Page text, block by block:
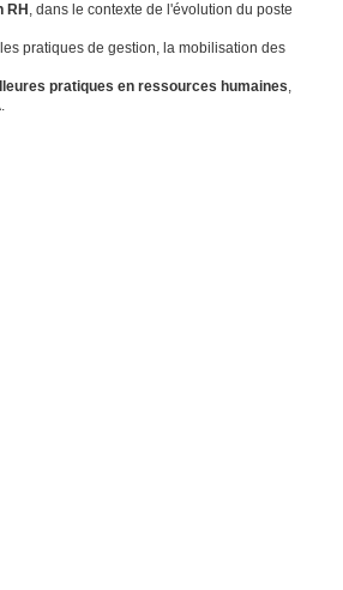
RH , dans le contexte de l'évolution du poste
pratiques de gestion, la mobilisation des
pratiques en ressources humaines,